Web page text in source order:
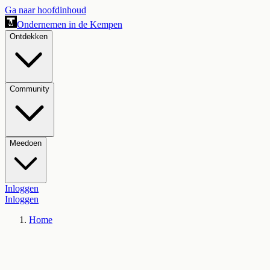
Ga naar hoofdinhoud
Ondernemen in de Kempen
Ontdekken
Community
Meedoen
Inloggen
Inloggen
Home